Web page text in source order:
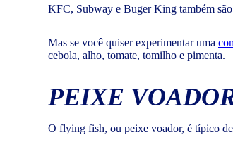
KFC, Subway e Buger King também são
Mas se você quiser experimentar uma
cebola, alho, tomate, tomilho e pimenta.
PEIXE
O flying fish, ou peixe voador, é típico